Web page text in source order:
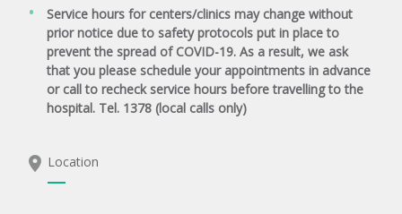
Service hours for centers/clinics may change without
prior notice due to safety protocols put in place to
prevent the spread of COVID-19. As a result, we ask
that you please schedule your appointments in advance
or call to recheck service hours before travelling to the
hospital. Tel. 1378 (local calls only)
Location